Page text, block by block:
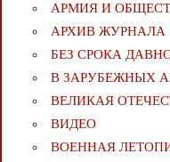
АРМИЯ И
АРХИВ ЖУРНАЛА
БЕЗ СРОКА
В ЗАРУБЕЖНЫХ
ВЕЛИКАЯ
ВИДЕО
ВОЕННАЯ